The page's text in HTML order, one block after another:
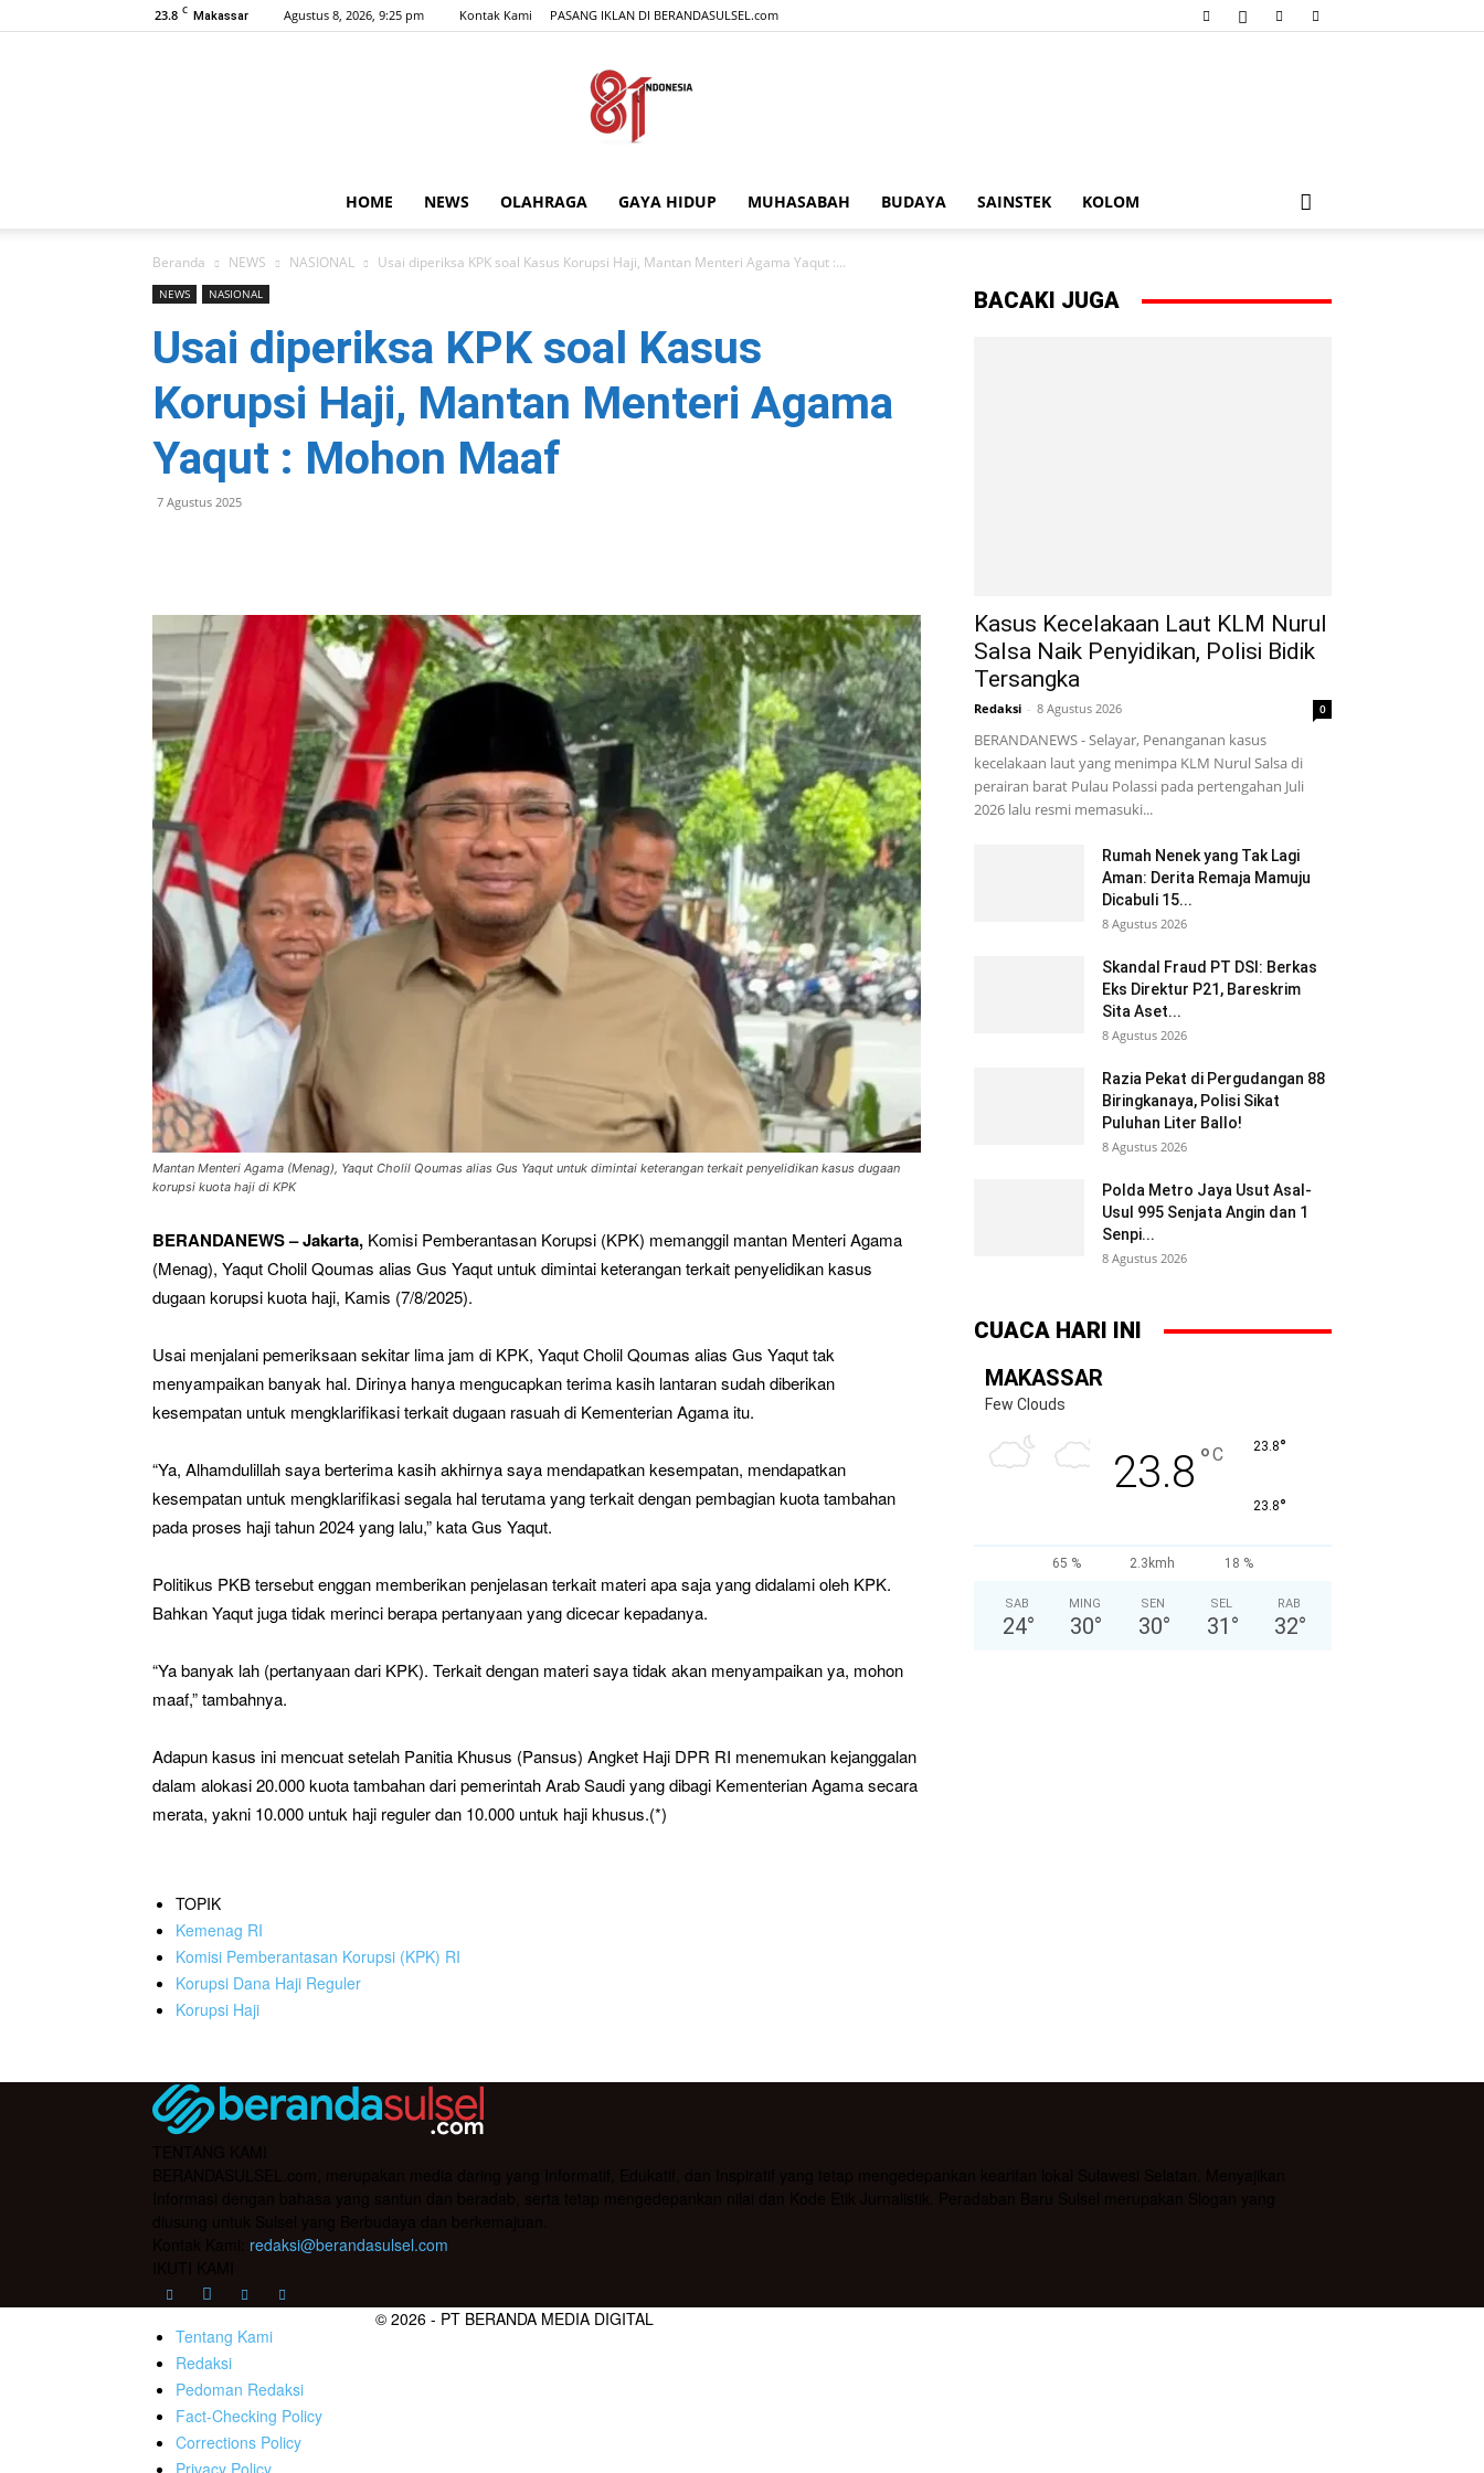
23.8 C Makassar Agustus 8, 2026, 9:25 pm Kontak Kami PASANG IKLAN DI BERANDASULSEL.com
HOME NEWS OLAHRAGA GAYA HIDUP MUHASABAH BUDAYA SAINSTEK KOLOM
Beranda NEWS NASIONAL Usai diperiksa KPK soal Kasus Korupsi Haji, Mantan Menteri Agama Yaqut :...
NEWS NASIONAL
Usai diperiksa KPK soal Kasus
Korupsi Haji, Mantan Menteri Agama
Yaqut : Mohon Maaf
7 Agustus 2025
Mantan Menteri Agama (Menag), Yaqut Cholil Qoumas alias Gus Yaqut untuk dimintai keterangan terkait penyelidikan kasus dugaan
korupsi kuota haji di KPK
BERANDANEWS – Jakarta, Komisi Pemberantasan Korupsi (KPK) memanggil mantan Menteri Agama
(Menag), Yaqut Cholil Qoumas alias Gus Yaqut untuk dimintai keterangan terkait penyelidikan kasus
dugaan korupsi kuota haji, Kamis (7/8/2025).
Usai menjalani pemeriksaan sekitar lima jam di KPK, Yaqut Cholil Qoumas alias Gus Yaqut tak
menyampaikan banyak hal. Dirinya hanya mengucapkan terima kasih lantaran sudah diberikan
kesempatan untuk mengklarifikasi terkait dugaan rasuah di Kementerian Agama itu.
“Ya, Alhamdulillah saya berterima kasih akhirnya saya mendapatkan kesempatan, mendapatkan
kesempatan untuk mengklarifikasi segala hal terutama yang terkait dengan pembagian kuota tambahan
pada proses haji tahun 2024 yang lalu,” kata Gus Yaqut.
Politikus PKB tersebut enggan memberikan penjelasan terkait materi apa saja yang didalami oleh KPK.
Bahkan Yaqut juga tidak merinci berapa pertanyaan yang dicecar kepadanya.
“Ya banyak lah (pertanyaan dari KPK). Terkait dengan materi saya tidak akan menyampaikan ya, mohon
maaf,” tambahnya.
Adapun kasus ini mencuat setelah Panitia Khusus (Pansus) Angket Haji DPR RI menemukan kejanggalan
dalam alokasi 20.000 kuota tambahan dari pemerintah Arab Saudi yang dibagi Kementerian Agama secara
merata, yakni 10.000 untuk haji reguler dan 10.000 untuk haji khusus.(*)
TOPIK
Kemenag RI
Komisi Pemberantasan Korupsi (KPK) RI
Korupsi Dana Haji Reguler
Korupsi Haji
BACAKI JUGA
Kasus Kecelakaan Laut KLM Nurul
Salsa Naik Penyidikan, Polisi Bidik
Tersangka
Redaksi - 8 Agustus 2026 0
BERANDANEWS - Selayar, Penanganan kasus
kecelakaan laut yang menimpa KLM Nurul Salsa di
perairan barat Pulau Polassi pada pertengahan Juli
2026 lalu resmi memasuki...
Rumah Nenek yang Tak Lagi
Aman: Derita Remaja Mamuju
Dicabuli 15...
8 Agustus 2026
Skandal Fraud PT DSI: Berkas
Eks Direktur P21, Bareskrim
Sita Aset...
8 Agustus 2026
Razia Pekat di Pergudangan 88
Biringkanaya, Polisi Sikat
Puluhan Liter Ballo!
8 Agustus 2026
Polda Metro Jaya Usut Asal-
Usul 995 Senjata Angin dan 1
Senpi...
8 Agustus 2026
CUACA HARI INI
MAKASSAR
Few Clouds
23.8 °C 23.8°
23.8°
65 % 2.3kmh 18 %
SAB
24°
MING
30°
SEN
30°
SEL
31 °
RAB
32°
redaksi@berandasulsel.com
Tentang Kami
Redaksi
Pedoman Redaksi
Fact-Checking Policy
Corrections Policy
Privacy Policy
© 2026 - PT BERANDA MEDIA DIGITAL